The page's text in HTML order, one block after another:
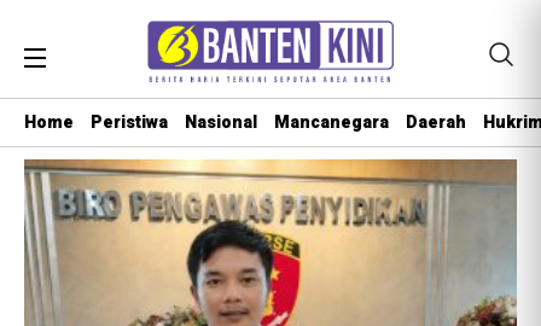
Home Peristiwa Nasional Mancanegara Daerah